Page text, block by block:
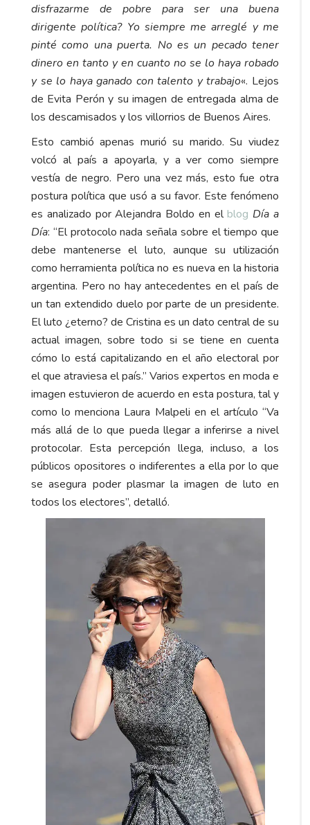
disfrazarme de pobre para ser una buena
dirigente política? Yo siempre me arreglé y me
pinté como una puerta. No es un pecado tener
dinero en tanto y en cuanto no se lo haya robado
y se lo haya ganado con talento y trabajo«. Lejos
de Evita Perón y su imagen de entregada alma de
los descamisados y los villorrios de Buenos Aires.
Esto cambió apenas murió su marido. Su viudez
volcó al país a apoyarla, y a ver como siempre
vestía de negro. Pero una vez más, esto fue otra
postura política que usó a su favor. Este fenómeno
es analizado por Alejandra Boldo en el blog Día a
Día: “El protocolo nada señala sobre el tiempo que
debe mantenerse el luto, aunque su utilización
como herramienta política no es nueva en la historia
argentina. Pero no hay antecedentes en el país de
un tan extendido duelo por parte de un presidente.
El luto ¿eterno? de Cristina es un dato central de su
actual imagen, sobre todo si se tiene en cuenta
cómo lo está capitalizando en el año electoral por
el que atraviesa el país.” Varios expertos en moda e
imagen estuvieron de acuerdo en esta postura, tal y
como lo menciona Laura Malpeli en el artículo “Va
más allá de lo que pueda llegar a inferirse a nivel
protocolar. Esta percepción llega, incluso, a los
públicos opositores o indiferentes a ella por lo que
se asegura poder plasmar la imagen de luto en
todos los electores”, detalló.